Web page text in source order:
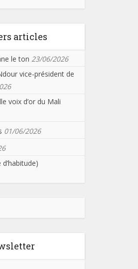
articles
le ton 23/06/2026
vice-président de
voix d’or du Mali
01/06/2026